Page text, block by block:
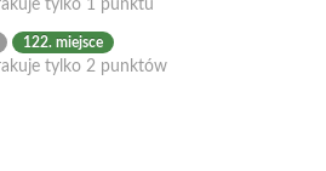
tylko 1 punktu
122. miejsce
tylko 2 punktów